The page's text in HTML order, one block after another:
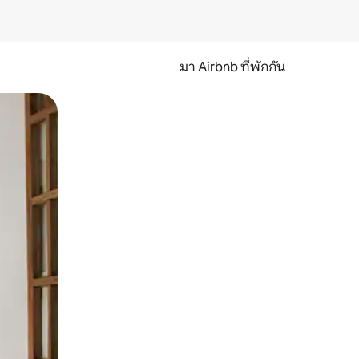
มา Airbnb ที่พักกัน